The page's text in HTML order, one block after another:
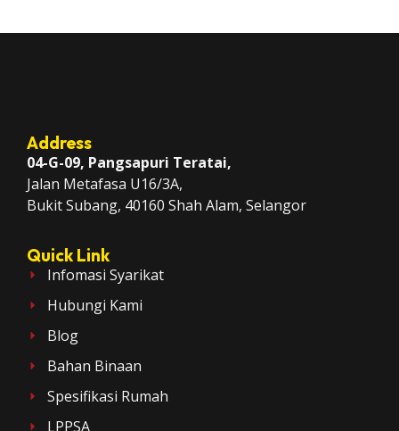
Address
04-G-09, Pangsapuri Teratai,
Jalan Metafasa U16/3A,
Bukit Subang, 40160 Shah Alam, Selangor
Quick Link
Infomasi Syarikat
Hubungi Kami
Blog
Bahan Binaan
Spesifikasi Rumah
LPPSA